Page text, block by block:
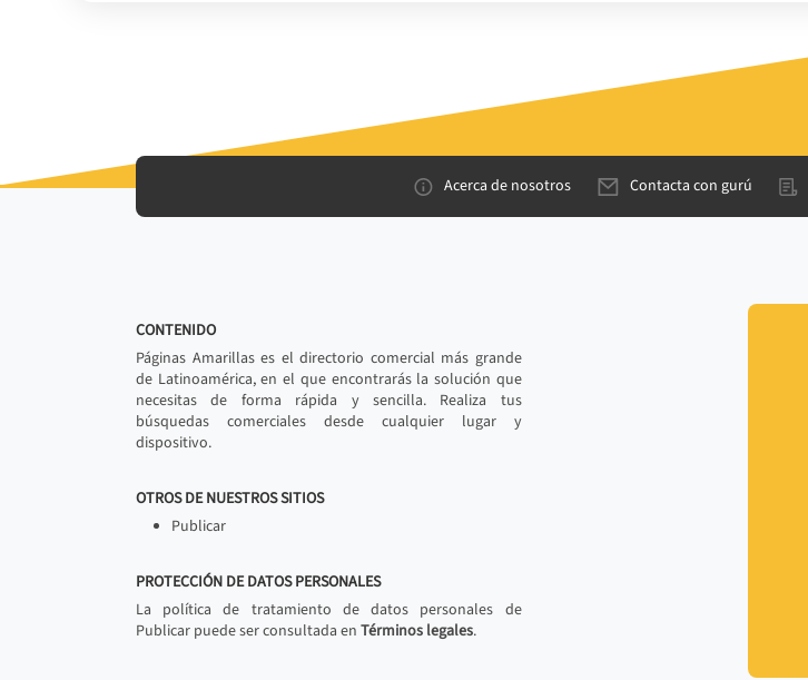
Acerca de nosotros Contacta con gurú
CONTENIDO
Páginas Amarillas es el directorio comercial más grande
de Latinoamérica, en el que encontrarás la solución que
necesitas de forma rápida y sencilla. Realiza tus
búsquedas comerciales desde cualquier lugar y
dispositivo.
OTROS DE NUESTROS SITIOS
Publicar
PROTECCIÓN DE DATOS PERSONALES
La política de tratamiento de datos personales de
Publicar puede ser consultada en Términos legales.